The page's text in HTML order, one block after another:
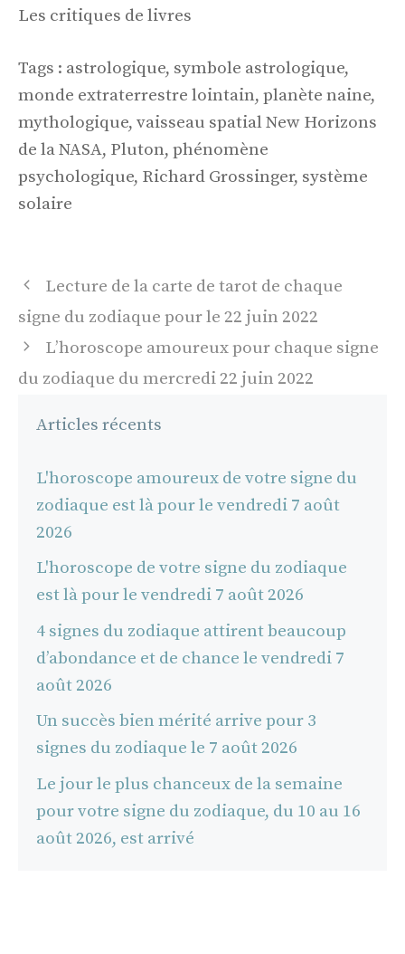
Les critiques de livres
Tags : astrologique, symbole astrologique,
monde extraterrestre lointain, planète naine,
mythologique, vaisseau spatial New Horizons
de la NASA, Pluton, phénomène
psychologique, Richard Grossinger, système
solaire
Navigation
des
Lecture de la carte de tarot de chaque
signe du zodiaque pour le 22 juin 2022
L’horoscope amoureux pour chaque signe
du zodiaque du mercredi 22 juin 2022
Articles récents
L'horoscope amoureux de votre signe du
zodiaque est là pour le vendredi 7 août
2026
L'horoscope de votre signe du zodiaque
est là pour le vendredi 7 août 2026
4 signes du zodiaque attirent beaucoup
d’abondance et de chance le vendredi 7
août 2026
Un succès bien mérité arrive pour 3
signes du zodiaque le 7 août 2026
Le jour le plus chanceux de la semaine
pour votre signe du zodiaque, du 10 au 16
août 2026, est arrivé